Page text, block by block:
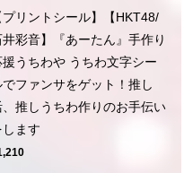
プリントシール】【HKT48/
井彩音】『あーたん』手作り
援うちわや うちわ文字シー
でファンサをゲット！推し
、推しうちわ作りのお手伝い
します